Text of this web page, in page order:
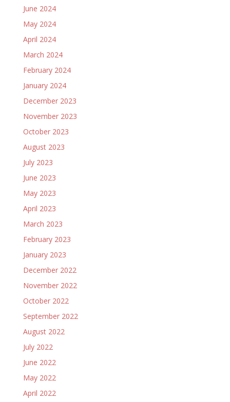
June 2024
May 2024
April 2024
March 2024
February 2024
January 2024
December 2023
November 2023
October 2023
August 2023
July 2023
June 2023
May 2023
April 2023
March 2023
February 2023
January 2023
December 2022
November 2022
October 2022
September 2022
August 2022
July 2022
June 2022
May 2022
April 2022